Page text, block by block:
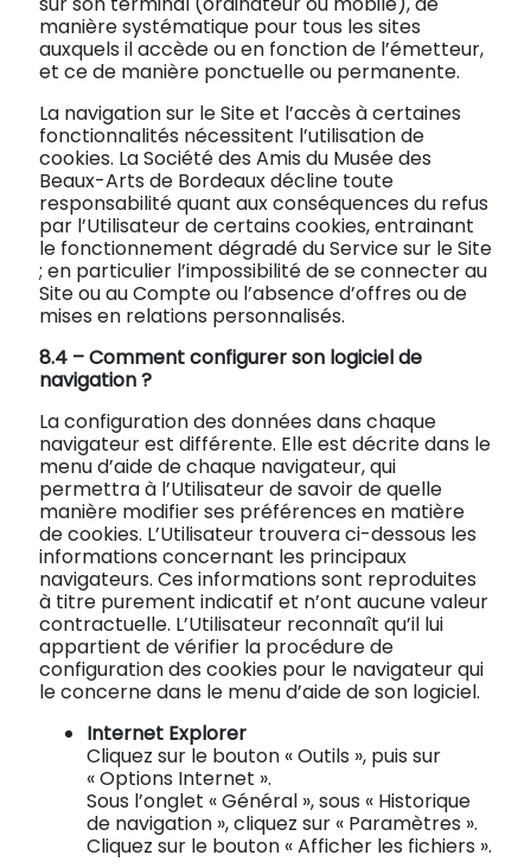
manière systématique pour tous les sites
auxquels il accède ou en fonction de l’émetteur,
et ce de manière ponctuelle ou permanente.
La navigation sur le Site et l’accès à certaines
fonctionnalités nécessitent l’utilisation de
cookies. La Société des Amis du Musée des
Beaux-Arts de Bordeaux décline toute
responsabilité quant aux conséquences du refus
par l’Utilisateur de certains cookies, entrainant
le fonctionnement dégradé du Service sur le Site
; en particulier l’impossibilité de se connecter au
Site ou au Compte ou l’absence d’offres ou de
mises en relations personnalisés.
8.4 –Comment configurer son logiciel de
navigation ?
La configuration des données dans chaque
navigateur est différente. Elle est décrite dans le
menu d’aide de chaque navigateur, qui
permettra à l’Utilisateur de savoir de quelle
manière modifier ses préférences en matière
de cookies. L’Utilisateur trouvera ci-dessous les
informations concernant les principaux
navigateurs. Ces informations sont reproduites
à titre purement indicatif et n’ont aucune valeur
contractuelle. L’Utilisateur reconnaît qu’il lui
appartient de vérifier la procédure de
configuration des cookies pour le navigateur qui
le concerne dans le menu d’aide de son logiciel.
Internet Explorer
Cliquez sur le bouton « Outils », puis sur
« Options Internet ».
Sous l’onglet « Général », sous « Historique
de navigation », cliquez sur « Paramètres ».
Cliquez sur le bouton « Afficher les fichiers ».